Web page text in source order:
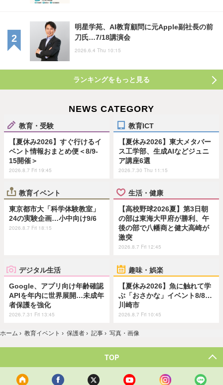
明星学苑、AI教育顧問に元Apple副社長の前
刀氏…7/18講演会
2026.6.4 Thu 10:15
ランキングをもっと見る
NEWS CATEGORY
教育・受験
【夏休み2026】すぐ行けるイ
ベント情報おまとめ便＜8/9-
15開催＞
2026.8.7 Fri 19:45
教育ICT
【夏休み2026】東大メタバー
ス工学部、生成AIなどジュニ
ア講座6選
2026.7.30 Thu 11:15
教育イベント
東京都市大「科学体験教室」
24の実験企画…小中向け9/6
2026.8.7 Fri 18:15
生活・健康
【高校野球2026夏】第3日朝
の部は東海大甲府が勝利、午
後の部で八幡商と健大高崎が
激突
2026.8.7 Fri 12:45
デジタル生活
Google、アプリ向け年齢確認
APIを年内に世界展開…未成年
者保護を強化
2026.7.31 Fri 13:45
趣味・娯楽
【夏休み2026】魚に触れて学
ぶ「おさかな」イベント8/8…
川崎市
2026.8.7 Fri 10:45
ホーム › 教育イベント › 保護者 › 記事 › 写真・画像
TOP